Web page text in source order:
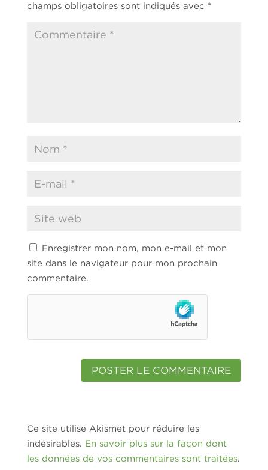
champs obligatoires sont indiqués avec *
Enregistrer mon nom, mon e-mail et mon
site dans le navigateur pour mon prochain
commentaire.
Ce site utilise Akismet pour réduire les
indésirables. En savoir plus sur la façon dont
les données de vos commentaires sont traitées.